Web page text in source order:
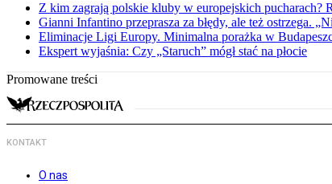
Z kim zagrają polskie kluby w europejskich pucharach?
Gianni Infantino przeprasza za błędy, ale też ostrzega.
Eliminacje Ligi Europy. Minimalna porażka w
Ekspert wyjaśnia: Czy „Staruch” mógł stać na płocie
Promowane treści
KONTAKT
O nas